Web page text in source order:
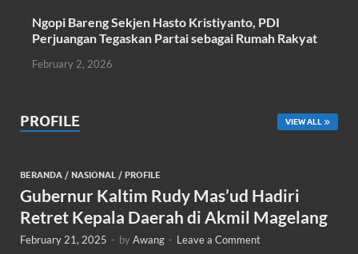
Ngopi Bareng Sekjen Hasto Kristiyanto, PDI
Perjuangan Tegaskan Partai sebagai Rumah Rakyat
February 2, 2026
PROFILE VIEW ALL
BERANDA / NASIONAL / PROFILE
Gubernur Kaltim Rudy Mas’ud Hadiri
Retret Kepala Daerah di Akmil Magelang
February 21, 2025 - byAwang - Leave a Comment